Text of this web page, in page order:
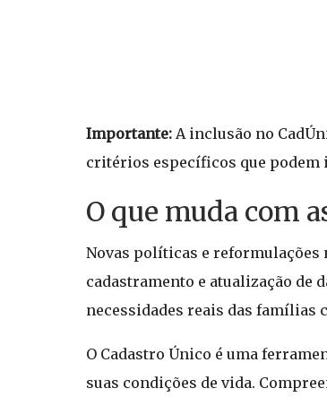
Importante: A inclusão no
critérios específicos que podem
O que muda com
Novas políticas e
cadastramento e atualização de
necessidades reais das famílias
O Cadastro Único é uma
suas condições de vida.